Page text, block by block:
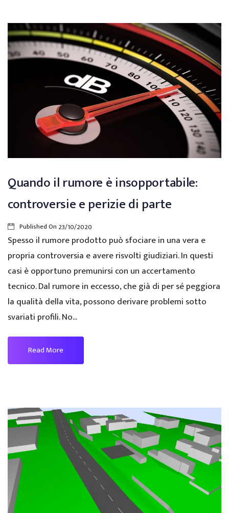
Quando il rumore è insopportabile:
controversie e perizie di parte
Published On 23/10/2020
Spesso il rumore prodotto può sfociare in una vera e
propria controversia e avere risvolti giudiziari. In questi
casi è opportuno premunirsi con un accertamento
tecnico. Dal rumore in eccesso, che già di per sé peggiora
la qualità della vita, possono derivare problemi sotto
svariati profili. No...
Read More